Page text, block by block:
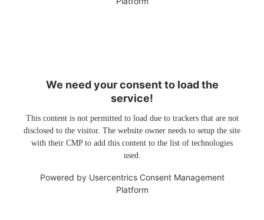
We need your consent to load the
service!
This content is not permitted to load due to trackers that are not
disclosed to the visitor. The website owner needs to setup the site
with their CMP to add this content to the list of technologies
used.
Powered by Usercentrics Consent Management
Platform